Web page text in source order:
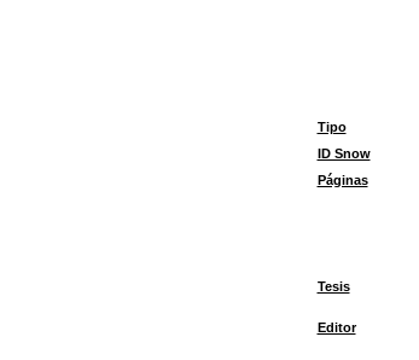
Tipo
ID Snow
Páginas
Tesis
Editor